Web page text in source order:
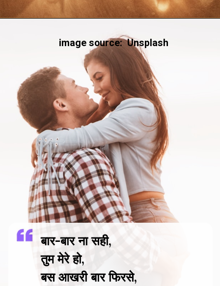
बार-बार ना सही,
तुम मेरे हो,
बस आखरी बार फिरसे,
image source: Unsplash